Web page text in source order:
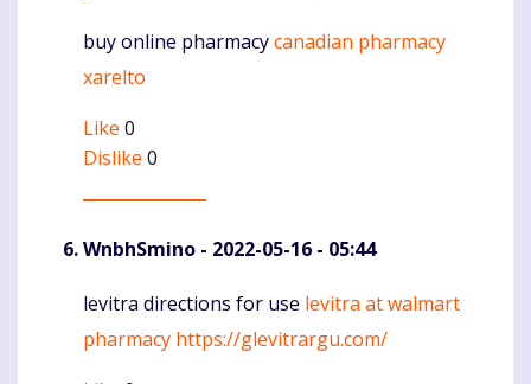
Komentaras
buy online pharmacycanadian pharmacy
xarelto
Like 0
Dislike 0
WnbhSmino - 2022-05-16 - 05:44
Komentaras
levitra directions for use levitra at walmart
pharmacy https://glevitrargu.com/